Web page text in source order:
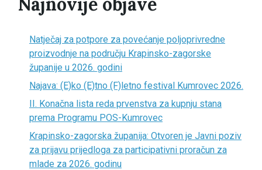
Natječaj za potpore za povećanje poljoprivredne
proizvodnje na području Krapinsko-zagorske
županije u 2026. godini
Najava: (E)ko (E)tno (F)letno festival Kumrovec 2026.
II. Konačna lista reda prvenstva za kupnju stana
prema Programu POS-Kumrovec
Krapinsko-zagorska županija: Otvoren je Javni poziv
za prijavu prijedloga za participativni proračun za
mlade za 2026. godinu